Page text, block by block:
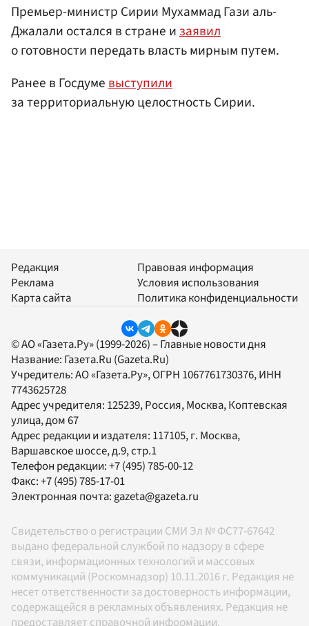
Премьер-министр Сирии Мухаммад Гази аль-
Джалали остался в стране изаявил
о готовности передать власть мирным путем.
Ранее в Госдумевыступили
за территориальную целостность Сирии.
Редакция
Реклама
Карта сайта
Правовая информация
Условия использования
Политика конфиденциальности
© АО «Газета.Ру» (1999-2026) – Главные новости дня
Название: Газета.Ru (Gazeta.Ru)
Учредитель:АО «Газета.Ру», ОГРН 1067761730376, ИНН
7743625728
Адрес учредителя: 125239, Россия, Москва, Коптевская
улица, дом 67
Адрес редакции и издателя: 117105, г. Москва,
Варшавское шоссе, д.9, стр.1
Телефон редакции:+7 (495) 785-00-12
Факс:+7 (495) 785-17-01
Электронная почта: gazeta@gazeta.ru
Свидетельство о регистрации СМИ Эл № ФС77-67642
выдано федеральной службой по надзору в сфере
связи, информационных технологий и массовых
коммуникаций (Роскомнадзор) 10.11.2016 г. Редакция не
несет ответственности за достоверность информации,
содержащейся в рекламных объявлениях. Редакция не